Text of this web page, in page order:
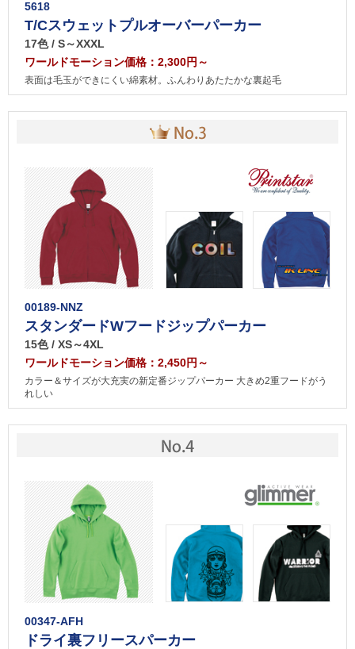
5618
T/Cスウェットプルオーバーパーカー
17色 / S～XXXL
ワールドモーション価格：2,300円～
表面は毛玉ができにくい綿素材。ふんわりあたたかな裏起毛
00189-NNZ
スタンダードWフードジップパーカー
15色 / XS～4XL
ワールドモーション価格：2,450円～
カラー＆サイズが大充実の新定番ジップパーカー 大きめ2重フードがう
れしい
00347-AFH
ドライ裏フリースパーカー